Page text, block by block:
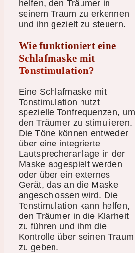
helfen, den Träumer in
seinem Traum zu erkennen
und ihn gezielt zu steuern.
Wie funktioniert eine
Schlafmaske mit
Tonstimulation?
Eine Schlafmaske mit
Tonstimulation nutzt
spezielle Tonfrequenzen, um
den Träumer zu stimulieren.
Die Töne können entweder
über eine integrierte
Lautsprecheranlage in der
Maske abgespielt werden
oder über ein externes
Gerät, das an die Maske
angeschlossen wird. Die
Tonstimulation kann helfen,
den Träumer in die Klarheit
zu führen und ihm die
Kontrolle über seinen Traum
zu geben.